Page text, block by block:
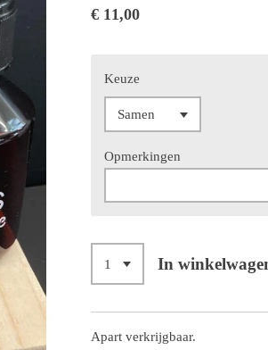
€ 11,00
Keuze
Opmerkingen
In
Apart verkrijgbaar.